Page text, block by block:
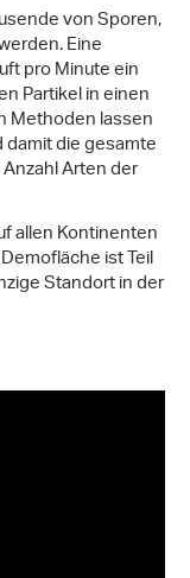
von Sporen,
Eine
pro Minute ein
Partikel in einen
Methoden lassen
die gesamte
Arten der
allen Kontinenten
ist Teil
Standort in der